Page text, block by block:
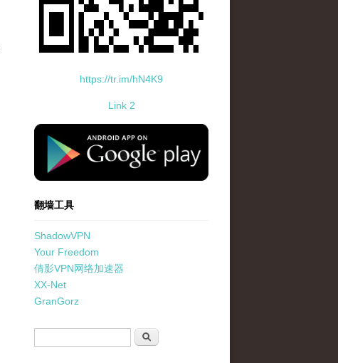
https://tr.im/hN4K9
Link 2
standard-icon-googleplay-app-store.png
翻墙工具
ShadowVPN
Your Freedom
倩影VPN网络加速器
XX-Net
GranGorz
搜索